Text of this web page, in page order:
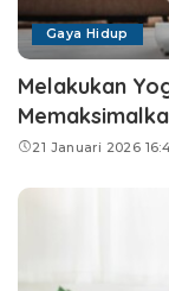
Gaya Hidup
Melakukan
21 Januari 2026